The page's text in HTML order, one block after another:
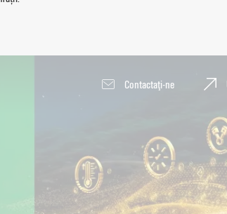
Contactaţi-ne